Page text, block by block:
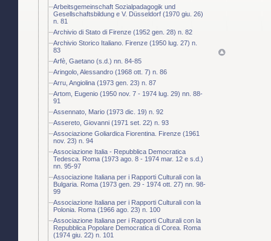
Arbeitsgemeinschaft Sozialpadagogik und
Gesellschaftsbildung e V. Düsseldorf (1970 giu. 26)
n. 81
Archivio di Stato di Firenze (1952 gen. 28) n. 82
Archivio Storico Italiano. Firenze (1950 lug. 27) n.
83
Arfè, Gaetano (s.d.) nn. 84-85
Aringolo, Alessandro (1968 ott. 7) n. 86
Arru, Angiolina (1973 gen. 23) n. 87
Artom, Eugenio (1950 nov. 7 - 1974 lug. 29) nn. 88-
91
Assennato, Mario (1973 dic. 19) n. 92
Assereto, Giovanni (1971 set. 22) n. 93
Associazione Goliardica Fiorentina. Firenze (1961
nov. 23) n. 94
Associazione Italia - Repubblica Democratica
Tedesca. Roma (1973 ago. 8 - 1974 mar. 12 e s.d.)
nn. 95-97
Associazione Italiana per i Rapporti Culturali con la
Bulgaria. Roma (1973 gen. 29 - 1974 ott. 27) nn. 98-
99
Associazione Italiana per i Rapporti Culturali con la
Polonia. Roma (1966 ago. 23) n. 100
Associazione Italiana per i Rapporti Culturali con la
Repubblica Popolare Democratica di Corea. Roma
(1974 giu. 22) n. 101